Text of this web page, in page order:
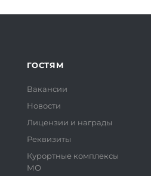
ГОСТЯМ
Вакансии
Новости
Лицензии и награды
Реквизиты
Курортные комплексы
МО